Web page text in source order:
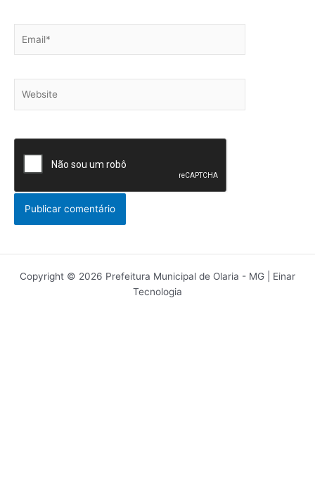
Copyright © 2026 Prefeitura Municipal de Olaria - MG | Einar
Tecnologia